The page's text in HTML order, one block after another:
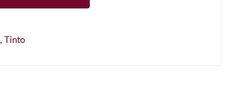
, Tinto